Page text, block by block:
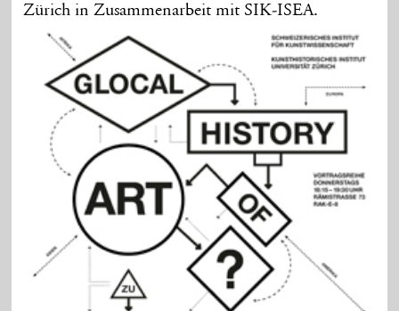
Zürich in Zusammenarbeit mit SIK-ISEA.